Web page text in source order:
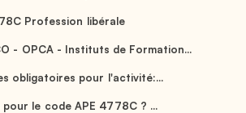
Profession libérale
- OPCA - Instituts de Formation...
obligatoires pour l'activité:...
pour le code APE 4778C ? ...